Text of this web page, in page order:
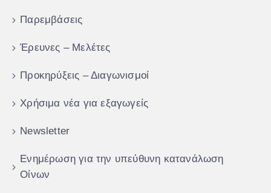
Παρεμβάσεις
Έρευνες – Μελέτες
Προκηρύξεις – Διαγωνισμοί
Χρήσιμα νέα για εξαγωγείς
Newsletter
Ενημέρωση για την υπεύθυνη κατανάλωση
Οίνων